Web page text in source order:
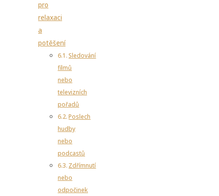
pro
relaxaci
a
potěšení
Sledování
filmů
nebo
televizních
pořadů
Poslech
hudby
nebo
podcastů
Zdřímnutí
nebo
odpočinek